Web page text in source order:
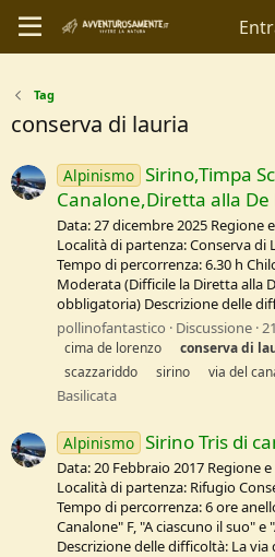
Tag
conserva di lauria
Alpinismo Sirino,Timpa
Canalone,Diretta alla
Data: 27 dicembre 2025 Regione
Località di partenza: Conserva
Tempo di percorrenza: 6.30 h
Moderata (Difficile la Diretta alla
obbligatoria) Descrizione delle
pollinofantastico
Discussione
cima de lorenzo conservadi
scazzariddo
sirino via del
Basilicata
Alpinismo Sirino Tris di
Data: 20 Febbraio 2017 Regione
Località di partenza: Rifugio
Tempo di percorrenza: 6 ore
Canalone" F, "A ciascuno il suo"
Descrizione delle difficoltà: La via